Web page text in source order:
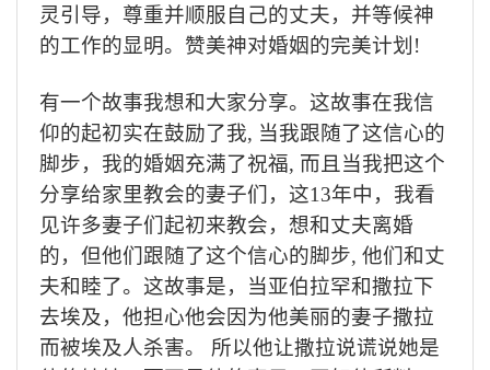
灵引导，尊重并顺服自己的丈夫，并等候神
的工作的显明。赞美神对婚姻的完美计划 !
有一个故事我想和大家分享。这故事在我信
仰的起初实在鼓励了我, 当我跟随了这信心的
脚步，我的婚姻充满了祝福, 而且当我把这个
分享给家里教会的妻子们，这13年中，我看
见许多妻子们起初来教会，想和丈夫离婚
的，但他们跟随了这个信心的脚步, 他们和丈
夫和睦了。这故事是，当亚伯拉罕和撒拉下
去埃及，他担心他会因为他美丽的妻子撒拉
而被埃及人杀害。 所以他让撒拉说谎说她是